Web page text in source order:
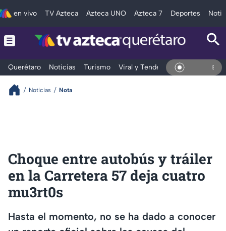
en vivo TV Azteca Azteca UNO Azteca 7 Deportes
Querétaro Noticias Turismo Viral y Tendencia Clima En Vivo
Noticias Nota
Choque entre autobús y tráiler
en la Carretera 57 deja cuatro
mu3rt0s
Hasta el momento, no se ha dado a conocer